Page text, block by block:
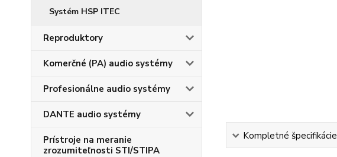
Systém HSP ITEC
Reproduktory
Komerčné (PA) audio systémy
Profesionálne audio systémy
DANTE audio systémy
Prístroje na meranie
zrozumiteľnosti STI/STIPA
Kompletné špecifikácie